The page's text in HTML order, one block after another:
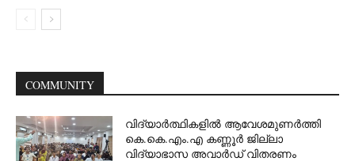
COMMUNITY
വിദ്യാർത്ഥികളിൽ ആവേശമുണർത്തി
കെ.കെ.എം.എ കണ്ണൂർ ജില്ലാ
വിദ്യാഭാസ അവാർഡ് വിതരണം